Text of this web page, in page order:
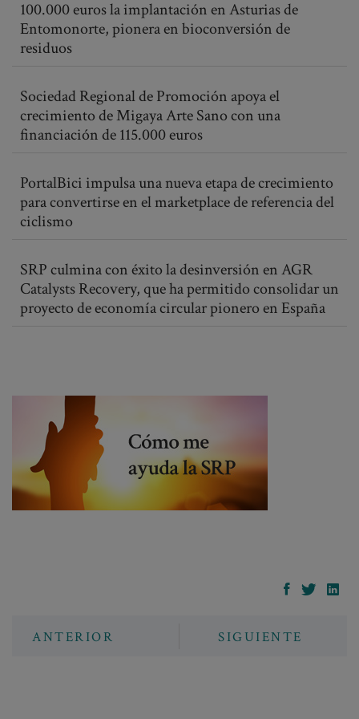
100.000 euros la implantación en Asturias de
Entomonorte, pionera en bioconversión de
residuos
Sociedad Regional de Promoción apoya el
crecimiento de Migaya Arte Sano con una
financiación de 115.000 euros
PortalBici impulsa una nueva etapa de crecimiento
para convertirse en el marketplace de referencia del
ciclismo
SRP culmina con éxito la desinversión en AGR
Catalysts Recovery, que ha permitido consolidar un
proyecto de economía circular pionero en España
ANTERIOR SIGUIENTE